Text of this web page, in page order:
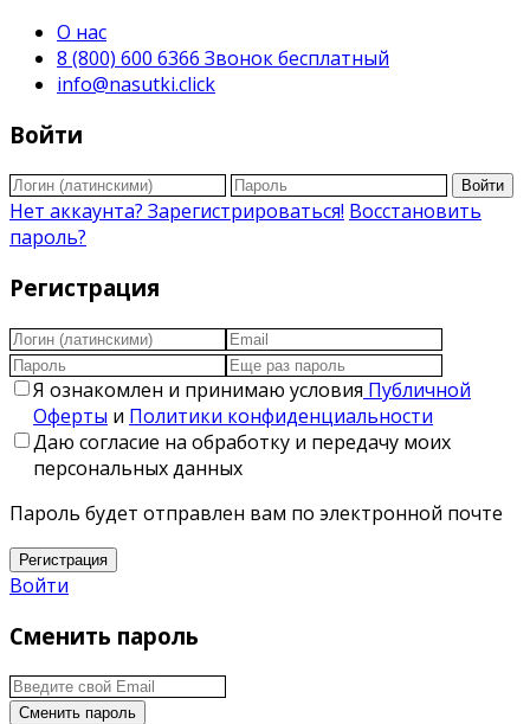
О нас
8 (800) 600 6366 Звонок бесплатный
info@nasutki.click
Войти
Войти
Нет аккаунта? Зарегистрироваться! Восстановить
пароль?
Регистрация
Я ознакомлен и принимаю условия Публичной
Оферты и Политики конфиденциальности
Даю согласие на обработку и передачу моих
персональных данных
Пароль будет отправлен вам по электронной почте
Регистрация
Войти
Сменить пароль
Сменить пароль